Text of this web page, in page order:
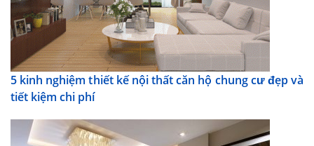
5 kinh nghiệm thiết kế nội thất căn hộ chung cư đẹp và
tiết kiệm chi phí